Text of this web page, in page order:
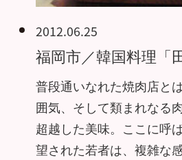
2012.06.25
福岡市／韓国料理「
普段通いなれた焼肉店と
囲気、そして類まれなる
超越した美味。ここに呼
望された若者は、複雑な